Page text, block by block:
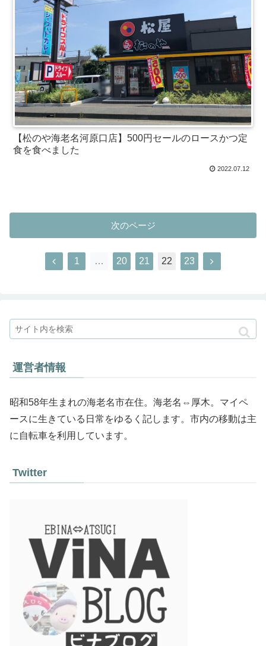
【松のや海老名河原口店】500円セールのロースかつ定
食を食べました
2022.07.12
次のページ
1 … 20 21 22 23
運営者情報
昭和58年生まれの海老名市在住。海老名⇔厚木。マイペ
ースに生きている日常をゆるく記します。市内の移動は主
に自転車を利用しています。
Twitter